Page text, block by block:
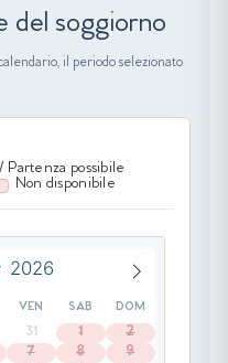
del soggiorno
il periodo selezionato
possibile
Non disponibile
VEN SAB DOM
31 1
2
7 8
9